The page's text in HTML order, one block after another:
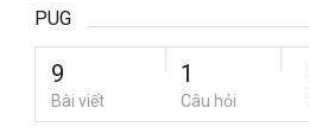
PUG
9
Bài viết
1
Câu hỏi